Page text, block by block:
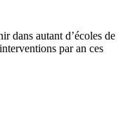
dans autant d’écoles de
par an ces